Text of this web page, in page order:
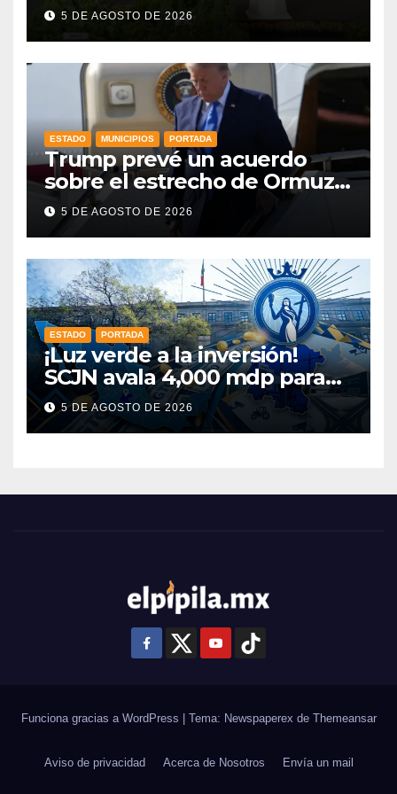
como parte de la Jornada
Nacional a la que se suma
5 DE AGOSTO DE 2026
ESTADO MUNICIPIOS PORTADA
Trump prevé un acuerdo
sobre el estrecho de Ormuz
esta misma semana
5 DE AGOSTO DE 2026
ESTADO PORTADA
¡Luz verde a la inversión!
SCJN avala 4,000 mdp para
Guanajuato: ¿en qué se usará
este dinero?
5 DE AGOSTO DE 2026
Funciona gracias a WordPress | Tema: Newspaperex de Themeansar
Aviso de privacidad Acerca de Nosotros Envía un mail